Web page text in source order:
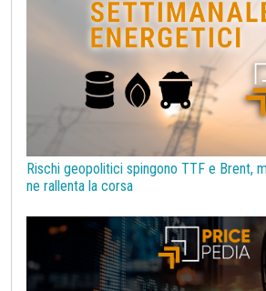
Rischi geopolitici spingono TTF e Brent,
ne rallenta la corsa